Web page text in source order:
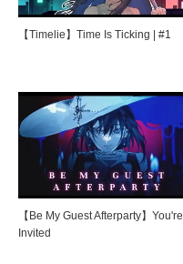
【Timelie】Time Is Ticking | #1
【Be My Guest Afterparty】You're
Invited